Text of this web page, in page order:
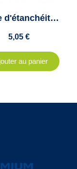
Bague d'étanchéité 50X90X10 double lèvres
5,05 €
au panier